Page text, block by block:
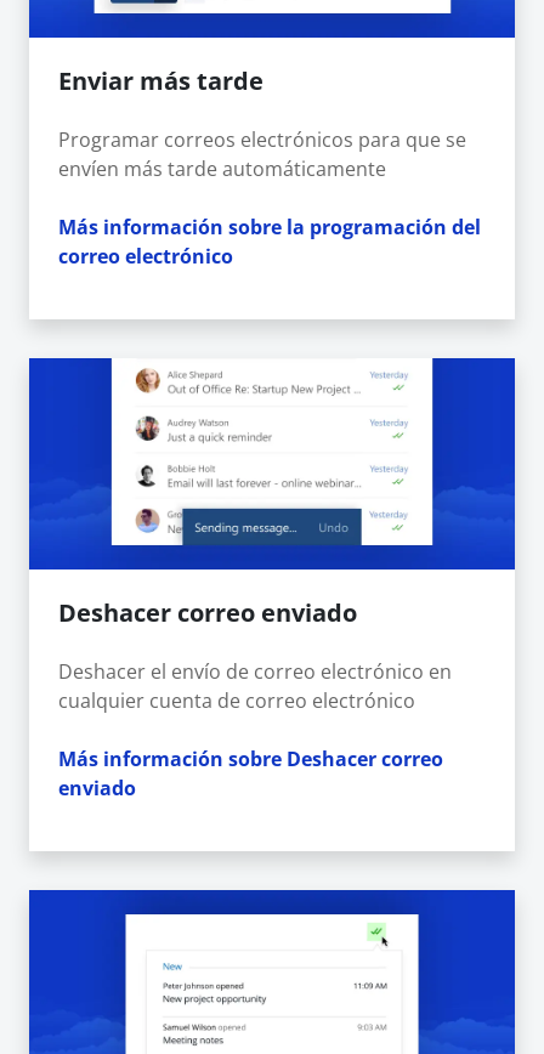
Enviar más tarde
Programar correos electrónicos para que se
envíen más tarde automáticamente
Más información sobre la programación del
correo electrónico
Deshacer correo enviado
Deshacer el envío de correo electrónico en
cualquier cuenta de correo electrónico
Más información sobre Deshacer correo
enviado